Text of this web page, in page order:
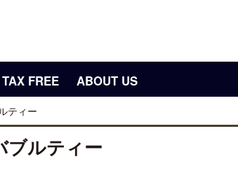
TAX FREE ABOUT US
ティー
ブルティー